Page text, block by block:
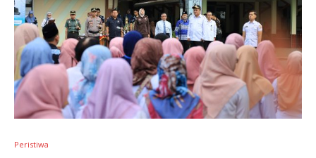
Peristiwa